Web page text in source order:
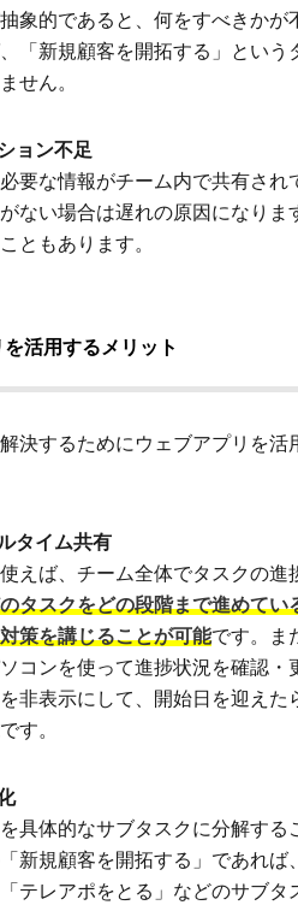
象的であると、何をすべきか
「新規顧客を開拓する」とい
せん。
ョン不足
要な情報がチーム内で共有さ
ない場合は遅れの原因になり
ともあります。
活用するメリット
決するためにウェブアプリを
タイム共有
えば、チーム全体でタスクの
タスクをどの段階まで進めて
策を講じることが可能です。ま
コンを使って進捗状況を確認
非表示にして、開始日を迎え
す。
具体的なサブタスクに分解す
新規顧客を開拓する」であれ
テレアポをとる」などのサブタ